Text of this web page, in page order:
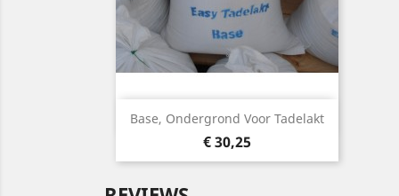
Base, Ondergrond Voor Tadelakt
Prijs
€ 30,25
Snelle weergave